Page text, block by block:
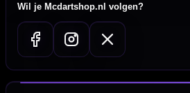
Wil je Mcdartshop.nl volgen?